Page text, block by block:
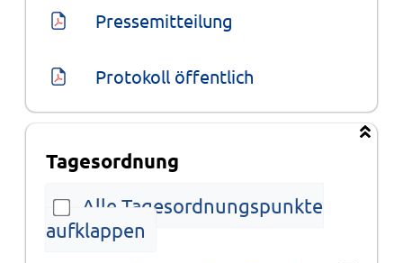
Pressemitteilung
Protokoll öffentlich
Tagesordnung
Alle Tagesordnungspunkte
aufklappen